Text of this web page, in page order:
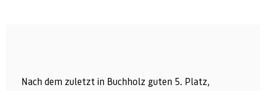
Nach dem zuletzt in Buchholz guten 5. Platz,